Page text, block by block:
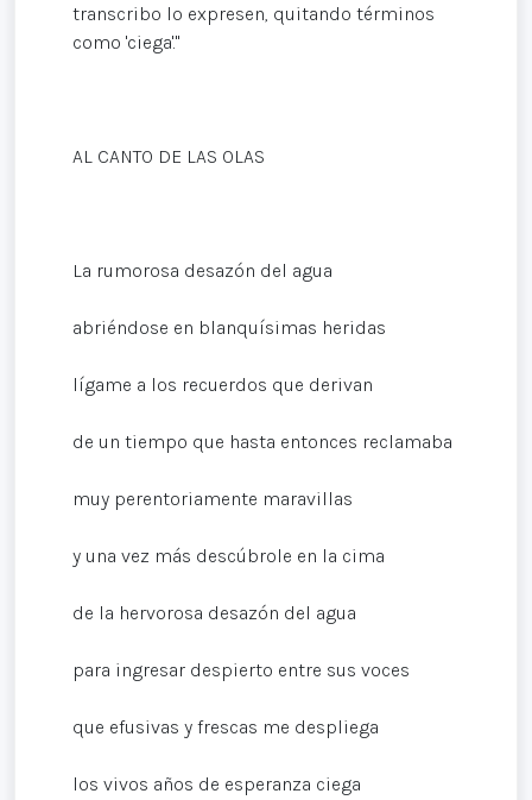
transcribo lo expresen, quitando términos
como 'ciega'."
AL CANTO DE LAS OLAS
La rumorosa desazón del agua
abriéndose en blanquísimas heridas
lígame a los recuerdos que derivan
de un tiempo que hasta entonces reclamaba
muy perentoriamente maravillas
y una vez más descúbrole en la cima
de la hervorosa desazón del agua
para ingresar despierto entre sus voces
que efusivas y frescas me despliega
los vivos años de esperanza ciega